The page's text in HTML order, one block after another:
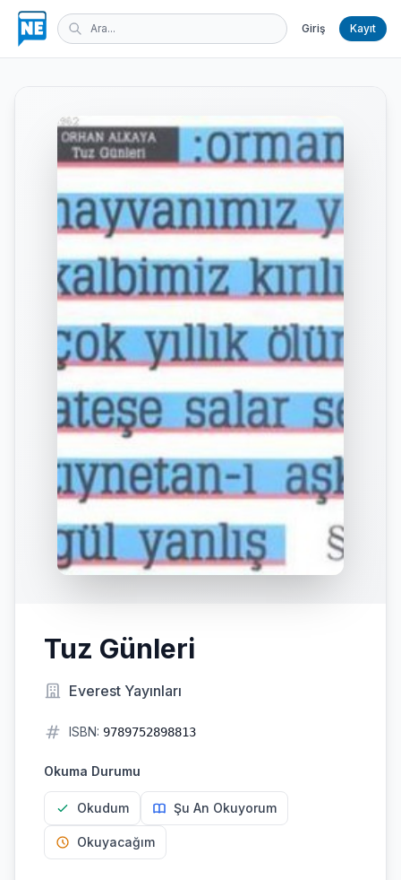
Giriş Kayıt
Tuz Günleri
Everest Yayınları
ISBN: 9789752898813
Okuma Durumu
Okudum Şu An Okuyorum
Okuyacağım